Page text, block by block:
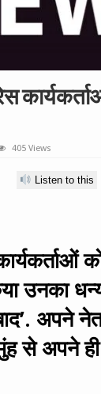
405 Views
Listen to this
उनका
अपने
अपने ही